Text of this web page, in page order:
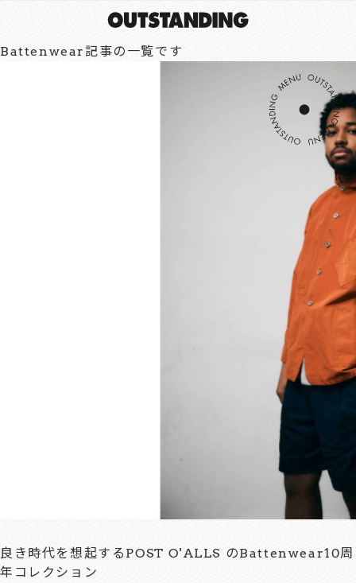
Battenwear記事の一覧です
良き時代を想起するPOST O'ALLS のBattenwear10周
年コレクション